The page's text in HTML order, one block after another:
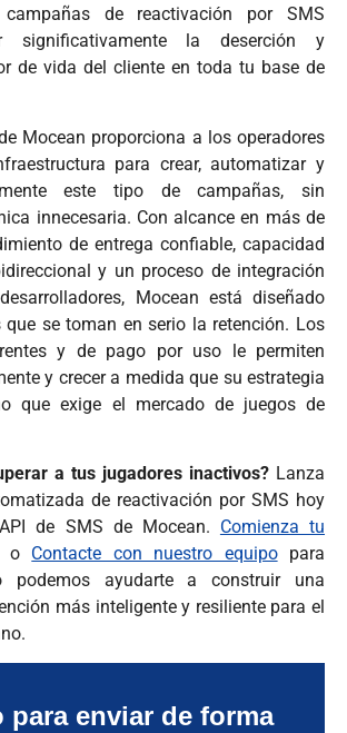
de reactivación por SMS
significativamente la deserción y
de vida del cliente en toda tu base de
Mocean proporciona a los operadores
para crear, automatizar y
este tipo de campañas, sin
innecesaria. Con alcance en más de
de entrega confiable, capacidad
y un proceso de integración
Mocean está diseñado
que se toman en serio la retención. Los
y de pago por uso le permiten
y crecer a medida que su estrategia
que exige el mercado de juegos de
a tus jugadores inactivos? Lanza
de reactivación por SMS hoy
de SMS de Mocean. Comienza tu
o Contacte con nuestro equipopara
podemos ayudarte a construir una
más inteligente y resiliente para el
para enviar de forma